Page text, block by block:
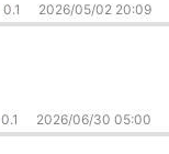
0.1 2026/05/02 20:09
0.1 2026/06/30 05:00